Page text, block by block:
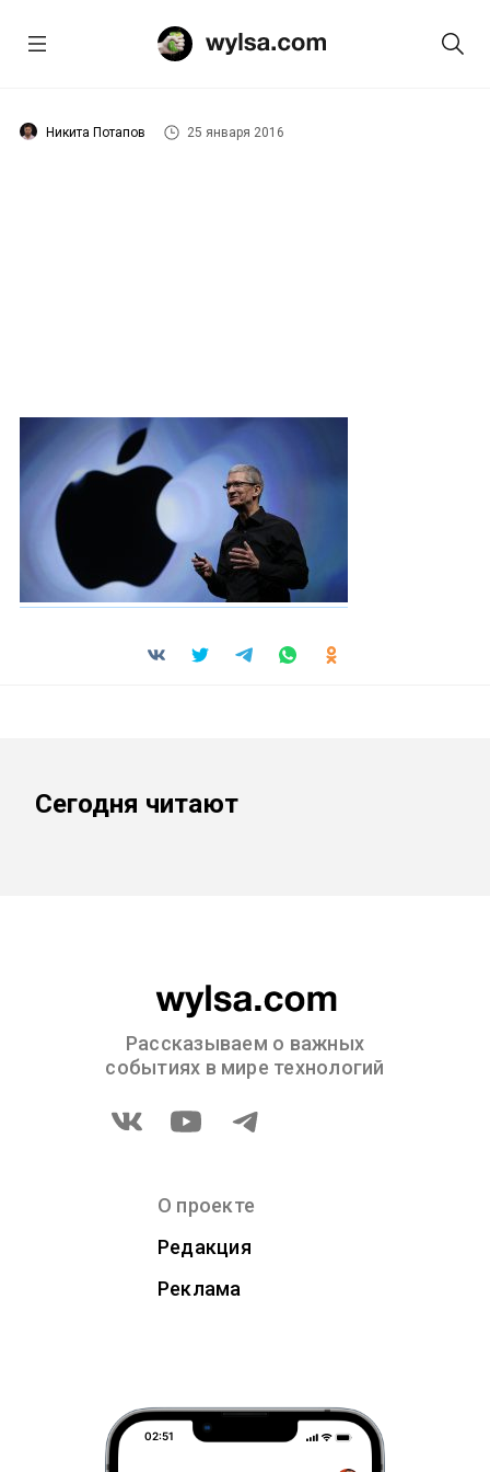
Никита Потапов 25 января 2016
Сегодня читают
Рассказываем о важных
событиях в мире технологий
О проекте
Редакция
Реклама
02:51